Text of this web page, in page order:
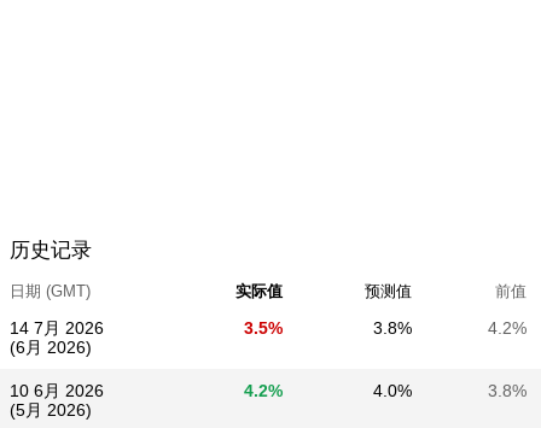
历史记录
日期 (GMT) 实际值 预测值 前值
14 7月 2026
(6月 2026)
3.5% 3.8% 4.2%
10 6月 2026
(5月 2026)
4.2% 4.0% 3.8%